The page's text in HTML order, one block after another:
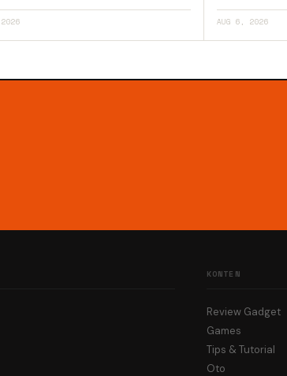
AUG 6, 2026
KONTEN
Review Gadget
Games
Tips & Tutorial
Oto